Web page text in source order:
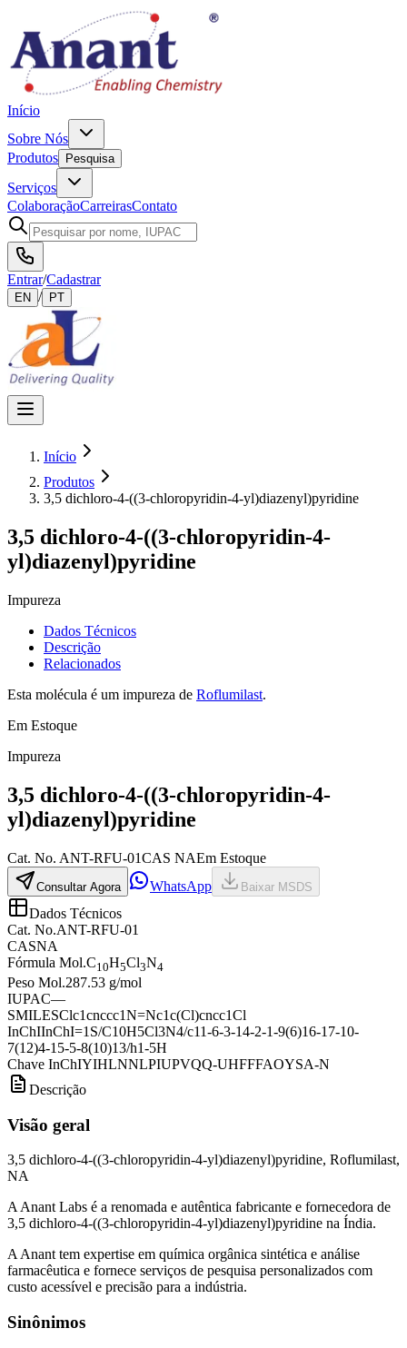
Início
Sobre Nós
Produtos
Pesquisa
Serviços
ColaboraçãoCarreirasContato
Entrar/Cadastrar
EN / PT
Início
Produtos
3,5 dichloro-4-((3-chloropyridin-4-yl)diazenyl)pyridine
3,5 dichloro-4-((3-chloropyridin-4-
yl)diazenyl)pyridine
Impureza
Dados Técnicos
Descrição
Relacionados
Esta molécula é um impureza de Roflumilast.
Em Estoque
Impureza
3,5 dichloro-4-((3-chloropyridin-4-
yl)diazenyl)pyridine
Cat. No. ANT-RFU-01CAS NAEm Estoque
Consultar Agora WhatsApp Baixar MSDS
Dados Técnicos
Cat. No.ANT-RFU-01
CASNA
Fórmula Mol.C10H5Cl3N4
Peso Mol.287.53 g/mol
IUPAC—
SMILESClc1cnccc1N=Nc1c(Cl)cncc1Cl
InChIInChI=1S/C10H5Cl3N4/c11-6-3-14-2-1-9(6)16-17-10-
7(12)4-15-5-8(10)13/h1-5H
Chave InChIYIHLNNLPIUPVQQ-UHFFFAOYSA-N
Descrição
Visão geral
3,5 dichloro-4-((3-chloropyridin-4-yl)diazenyl)pyridine, Roflumilast,
NA
A Anant Labs é a renomada e autêntica fabricante e fornecedora de
3,5 dichloro-4-((3-chloropyridin-4-yl)diazenyl)pyridine na Índia.
A Anant tem expertise em química orgânica sintética e análise
farmacêutica e fornece serviços de pesquisa personalizados com
custo acessível e precisão para a indústria.
Sinônimos